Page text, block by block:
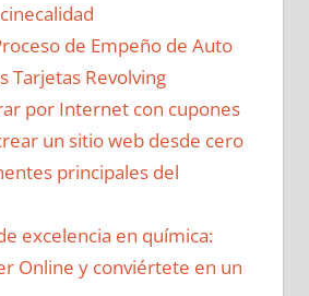
de Empeño de Auto
Tarjetas Revolving
por Internet con cupones
un sitio web desde cero
principales del
excelencia en química:
Online y conviértete en un